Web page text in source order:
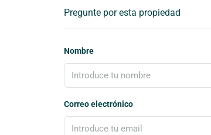
Pregunte por esta propiedad
Nombre
Correo electrónico